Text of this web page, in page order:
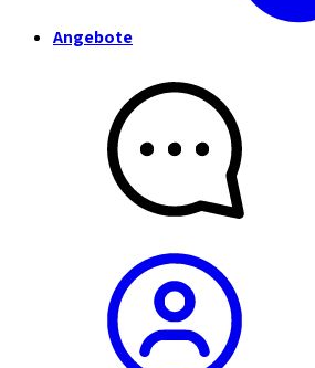
Angebote